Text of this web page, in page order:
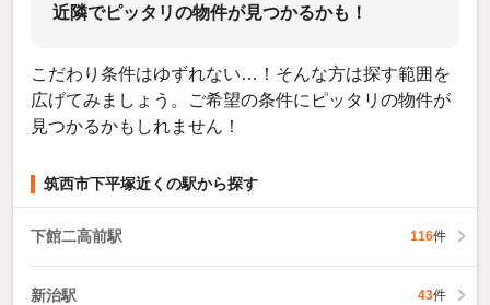
近隣でピッタリの物件が見つかるかも！
こだわり条件はゆずれない…！そんな方は探す範囲を
広げてみましょう。ご希望の条件にピッタリの物件が
見つかるかもしれません！
筑西市下平塚近くの駅から探す
下館二高前駅 116件
新治駅 43件